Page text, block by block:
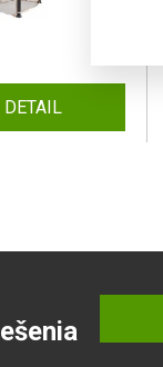
DETAIL